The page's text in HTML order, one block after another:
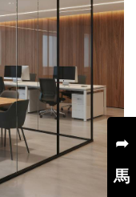
➦
馬